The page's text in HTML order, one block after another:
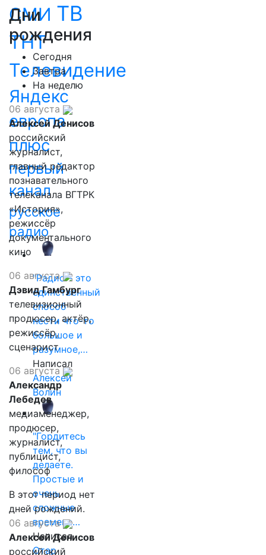
СМИ ТВ
ТНТ
Телевидение
Яндекс
европа
плюс
первый
канал
русское
радио
"Радио - это
единственный
способ
нести что-то
большое и
разумное,…
Написал
Алексей
Волин
"Гордитесь
тем, что вы
делаете.
Простые и
очень
сложные
времена…
Написал
Отар
Дни
рождения
Сегодня
Завтра
На неделю
06 августа
Алексей Денисов
российский
журналист,
главный редактор
познавательного
телеканала ВГТРК
«История»,
режиссёр
документального
кино
06 августа
Дэвид Гамбург
телевизионный
продюсер, актёр,
режиссёр,
сценарист
06 августа
Александр
Лебедев
медиаменеджер,
продюсер,
журналист,
публицист,
философ
В этот период нет
дней рождений.
06 августа
Алексей Денисов
российский